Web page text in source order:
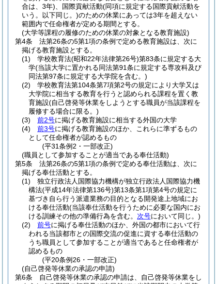
合は、3年) 、国際貢献活動(同項に規定する国際貢献活動を
いう。以下同じ。)のための休業にあっては3年を超えない
範囲内で任命権者が定める期間とする。
(大学等課程の履修のための休業の対象となる教育施設)
第4条
法第26条の5第1項の条例で定める教育施設は、次に
掲げる教育施設とする。
(1)
学校教育法(昭和22年法律第26号)第83条に規定する大
学(当該大学に置かれる同法第91条に規定する専攻科及び
同法第97条に規定する大学院を含む。)
(2)
学校教育法第104条第7項第2号の規定により大学又は
大学院に相当する教育を行うと認められる課程を置く教
育施設(自己啓発等休業をしようとする職員が当該課程を
履修する場合に限る。)
(3)
前2号に掲げる教育施設に相当する外国の大学
(4)
前3号に掲げる教育施設のほか、これらに準ずるもの
として任命権者が認めるもの
(平31条例2・一部改正)
(職員として参加することが適当である奉仕活動)
第5条
法第26条の5第1項の条例で定める奉仕活動は、次に
掲げる奉仕活動とする。
(1)
独立行政法人国際協力機構が独立行政法人国際協力機
構法(平成14年法律第136号)第13条第1項第4号の規定に
基づき自ら行う派遣業務の目的となる開発途上地域にお
ける奉仕活動(当該奉仕活動を行うために必要な国内にお
ける訓練その他の準備行為を含む。 次号において同じ。)
(2)
前号に掲げる奉仕活動のほか、外国の都市において行
われる当該都市との国際交流の促進に資する奉仕活動の
うち職員として参加することが適当であると任命権者が
認めるもの
(平20条例26・一部改正)
(自己啓発等休業の承認の申請)
第6条
自己啓発等休業の承認の申請は、自己啓発等休業をし